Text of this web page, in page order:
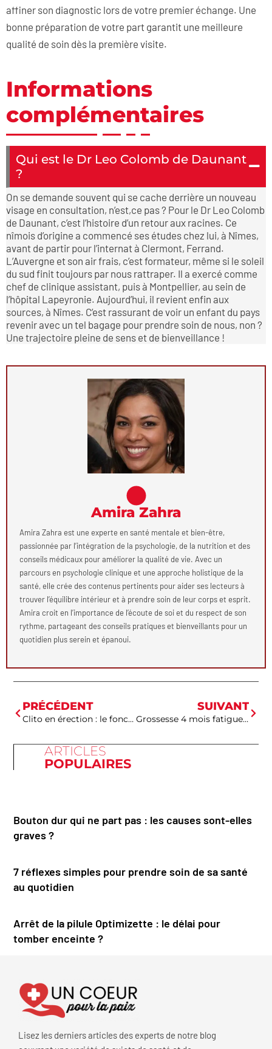
affiner son diagnostic lors de votre premier échange. Une
bonne préparation de votre part garantit une meilleure
qualité de soin dès la première visite.
Informations
complémentaires
Qui est le Dr Leo Colomb de Daunant
?
On se demande souvent qui se cache derrière un nouveau
visage en consultation, n’est,ce pas ? Pour le Dr Leo Colomb
de Daunant, c’est l’histoire d’un retour aux racines. Ce
nîmois d’origine a commencé ses études chez lui, à Nîmes,
avant de partir pour l’internat à Clermont, Ferrand.
L’Auvergne et son air frais, c’est formateur, même si le soleil
du sud finit toujours par nous rattraper. Il a exercé comme
chef de clinique assistant, puis à Montpellier, au sein de
l’hôpital Lapeyronie. Aujourd’hui, il revient enfin aux
sources, à Nîmes. C’est rassurant de voir un enfant du pays
revenir avec un tel bagage pour prendre soin de nous, non ?
Une trajectoire pleine de sens et de bienveillance !
Amira Zahra
Amira Zahra est une experte en santé mentale et bien-être,
passionnée par l’intégration de la psychologie, de la nutrition et des
conseils médicaux pour améliorer la qualité de vie. Avec un
parcours en psychologie clinique et une approche holistique de la
santé, elle crée des contenus pertinents pour aider ses lecteurs à
trouver l’équilibre intérieur et à prendre soin de leur corps et esprit.
Amira croit en l’importance de l’écoute de soi et du respect de son
rythme, partageant des conseils pratiques et bienveillants pour un
quotidien plus serein et épanoui.
PRÉCÉDENT
Clito en érection : le fonctionnement est-il différent chez chaque femme ?
SUIVANT
Grossesse 4 mois fatigue : la fatigue est-elle normale à ce stade ?
ARTICLES
POPULAIRES
Bouton dur qui ne part pas : les causes sont-elles
graves ?
7 réflexes simples pour prendre soin de sa santé
au quotidien
Arrêt de la pilule Optimizette : le délai pour
tomber enceinte ?
Lisez les derniers articles des experts de notre blog